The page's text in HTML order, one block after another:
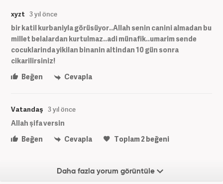
xyzt 3 yıl önce
bir katil kurbaniyla görüsüyor..Allah senin canini almadan bu
millet belalardan kurtulmaz..adi münafik..umarim sende
cocuklarinda yikilan binanin altindan 10 gün sonra
cikarilirsiniz!
Beğen
Cevapla
Vatandaş 3 yıl önce
Allah şifa versin
Beğen
Cevapla Toplam2 beğeni
Daha fazla yorum görüntüle